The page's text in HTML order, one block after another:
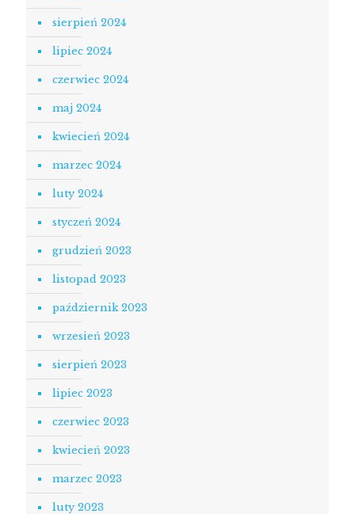
sierpień 2024
lipiec 2024
czerwiec 2024
maj 2024
kwiecień 2024
marzec 2024
luty 2024
styczeń 2024
grudzień 2023
listopad 2023
październik 2023
wrzesień 2023
sierpień 2023
lipiec 2023
czerwiec 2023
kwiecień 2023
marzec 2023
luty 2023